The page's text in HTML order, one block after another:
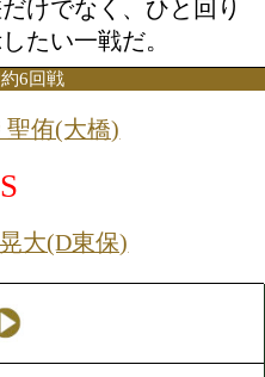
る
過をみる
位の田中は、前
ら、上下へ打ち
サウスポー。相
ズムに引き込む
キング上位戦線